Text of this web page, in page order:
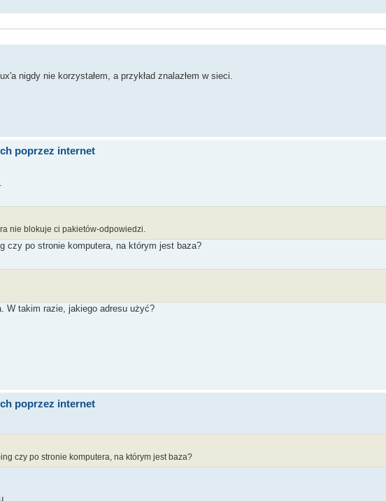
nigdy nie korzystałem, a przykład znalazłem w sieci.
poprzez internet
nie blokuje ci pakietów-odpowiedzi.
czy po stronie komputera, na którym jest baza?
W takim razie, jakiego adresu użyć?
poprzez internet
czy po stronie komputera, na którym jest baza?